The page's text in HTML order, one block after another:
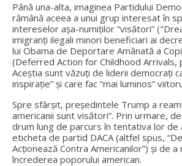
Până una-alta, imaginea Partidului
rămână aceea a unui grup interesat în
intereselor așa-numiţilor “visători”
imigranţi ilegali minori beneficiari ai
lui Obama de Deportare Amânată a
(Deferred Action for Childhood Arrivals,
Aceştia sunt văzuţi de liderii democraţi
inspiraţie” și care fac “mai luminos”
Spre sfârşit, preşedintele Trump a
americanii sunt visători”. Prin urmare,
drum lung de parcurs în tentativa lor de
eticheta de partid DACA (altfel spus,
Acţionează Contra Americanilor”) și de a
încrederea poporului american.